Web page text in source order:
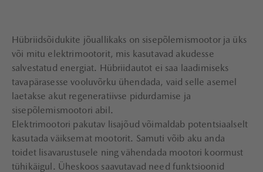
Hübriidsõidukite jõuallikaks on sisepõlemismootor ja üks
või mitu elektrimootorit, mis kasutavad akudesse
salvestatud energiat. Hübriidautot ei saa laadimiseks
tavapärasesse vooluvõrku ühendada, vaid selle asemel
laetakse akut regeneratiivse pidurdamise ja
sisepõlemismootori abil.
Elektrimootori pakutav lisajõud võimaldab potentsiaalselt
kasutada väiksemat mootorit. Samuti võib aku anda
toidet lisavarustusele ning vähendada mootori koormust
tühikäigul. Üheskoos saavutavad need funktsioonid